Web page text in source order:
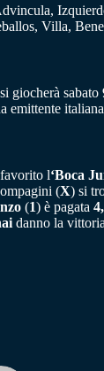
Villa,
si giocherà
emittente
l‘Boca
(X) si
(1) è pagata
danno la